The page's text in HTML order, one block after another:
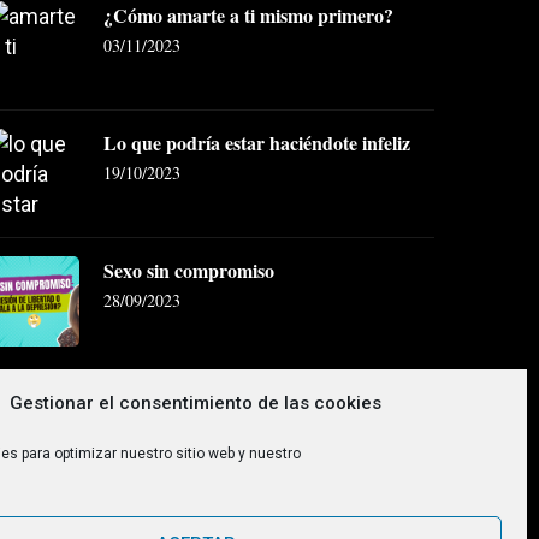
Gestionar el consentimiento de las cookies
para optimizar nuestro sitio web y nuestro
¿Cómo amarte a ti mismo primero?
03/11/2023
Lo que podría estar haciéndote infeliz
19/10/2023
Sexo sin compromiso
28/09/2023